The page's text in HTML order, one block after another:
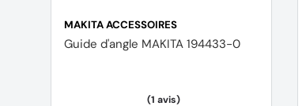
MAKITA ACCESSOIRES
Guide d'angle MAKITA 194433-0